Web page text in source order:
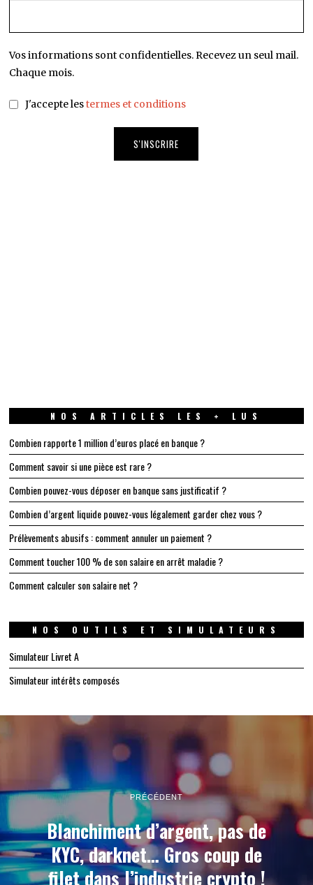
Vos informations sont confidentielles. Recevez un seul mail.
Chaque mois.
J'accepte lestermes et conditions
NOS ARTICLES LES + LUS
Combien rapporte 1 million d’euros placé en banque ?
Comment savoir si une pièce est rare ?
Combien pouvez-vous déposer en banque sans justificatif ?
Combien d’argent liquide pouvez-vous légalement garder chez vous ?
Prélèvements abusifs : comment annuler un paiement ?
Comment toucher 100 % de son salaire en arrêt maladie ?
Comment calculer son salaire net ?
NOS OUTILS ET SIMULATEURS
Simulateur Livret A
Simulateur intérêts composés
PRÉCÉDENT
Blanchiment d’argent, pas de
KYC, darknet… Gros coup de
filet dans l’industrie crypto !